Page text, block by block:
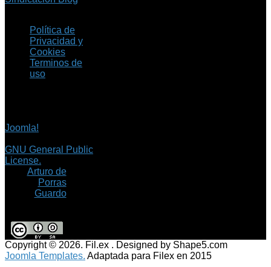
Política de
Privacidad y
Cookies
Terminos de
uso
Joomla!
GNU General Public
License.
Arturo de
Porras
Guardo
Copyright © 2026. Fil.ex . Designed by Shape5.com
Joomla Templates. Adaptada para Filex en 2015